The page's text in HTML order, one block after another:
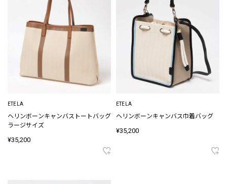
ETELA
ヘリンボーンキャンバストートバッグ
ラージサイズ
¥35,200
ETELA
ヘリンボーンキャンバス巾着バッグ
¥35,200